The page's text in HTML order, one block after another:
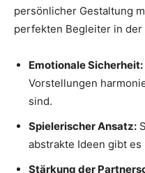
persönlicher Gestaltung
perfekten Begleiter in der
Emotionale Sicherheit:
Vorstellungen
sind.
Spielerischer Ansatz:
abstrakte Ideen gibt
Stärkung der